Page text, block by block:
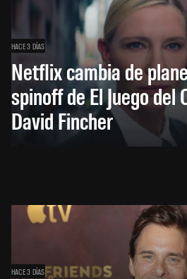
HACE 3 DÍAS
Netflix cambia de
spinoff de El Juego del
David Fincher
HACE 3 DÍAS